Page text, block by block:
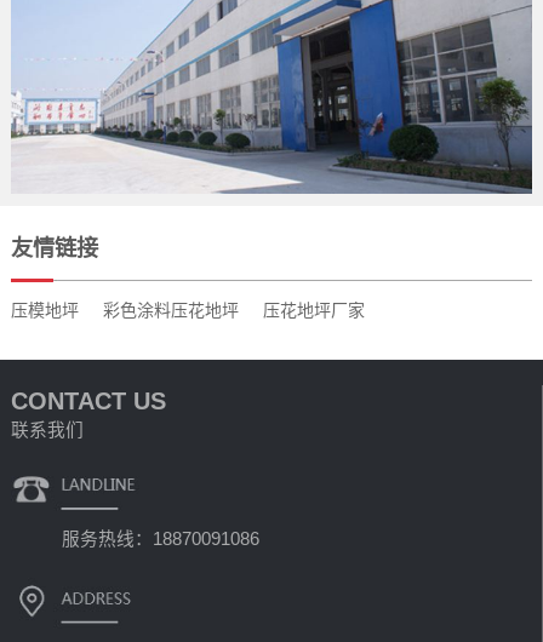
友情链接
压模地坪 彩色涂料压花地坪 压花地坪厂家
CONTACT US
联系我们
服务热线：18870091086